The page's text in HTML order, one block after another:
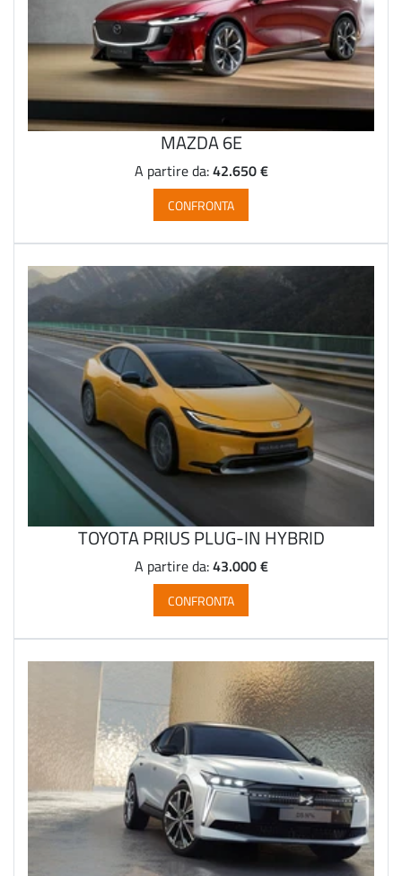
MAZDA 6E
A partire da:42.650 €
CONFRONTA
TOYOTA PRIUS PLUG-IN HYBRID
A partire da:43.000 €
CONFRONTA